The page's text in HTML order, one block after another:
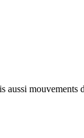
aussi mouvements